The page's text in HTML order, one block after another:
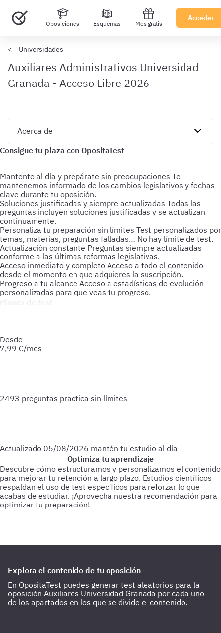
Oposiciones Esquemas Mes gratis
Acceder
Universidades
Auxiliares Administrativos Universidad
Granada - Acceso Libre 2026
Mantente al día y prepárate sin preocupaciones Te
mantenemos informado de los cambios legislativos y fechas
clave durante tu oposición.
Soluciones justificadas y siempre actualizadas Todas las
preguntas incluyen soluciones justificadas y se actualizan
continuamente.
Personaliza tu preparación sin límites Test personalizados por
temas, materias, preguntas falladas… No hay límite de test.
Actualización constante Preguntas siempre actualizadas
conforme a las últimas reformas legislativas.
Acceso inmediato y completo Acceso a todo el contenido
desde el momento en que adquieres la suscripción.
Progreso a tu alcance Acceso a estadísticas de evolución
personalizadas para que veas tu progreso.
Desde
7,99 €/mes
2493 preguntas practica sin límites
Actualizado 05/08/2026 mantén tu estudio al día
Optimiza tu aprendizaje
Descubre cómo estructuramos y personalizamos el contenido
para mejorar tu retención a largo plazo. Estudios científicos
respaldan el uso de test específicos para reforzar lo que
acabas de estudiar. ¡Aprovecha nuestra recomendación para
optimizar tu preparación!
Explora el contenido de tu oposición
En OpositaTest puedes generar test aleatorios para la
oposición Auxiliares Universidad Granada por cada uno
de los apartados en los que se divide el contenido.